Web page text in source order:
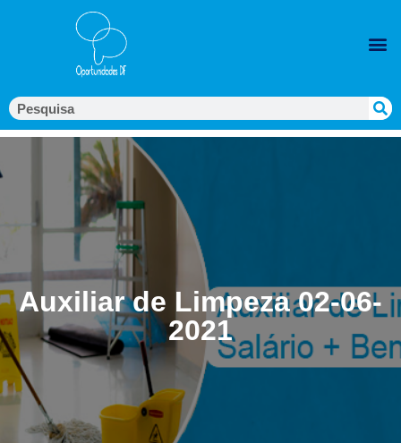
Auxiliar de Limpeza 02-06-
2021